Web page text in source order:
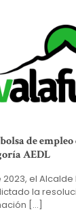
de empleo
AEDL
el
la
[…]